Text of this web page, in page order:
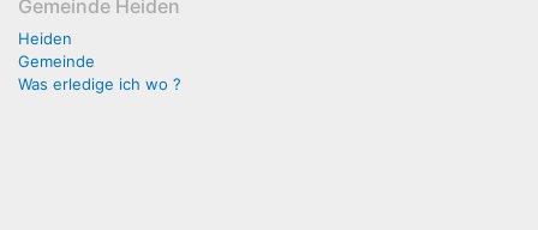
Gemeinde Heiden
Heiden
Gemeinde
Was erledige ich wo ?